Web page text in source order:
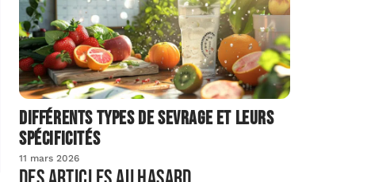
Différents types de sevrage et leurs
spécificités
11 mars 2026